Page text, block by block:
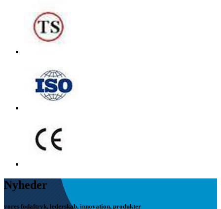
Nyheder
vores fodaftryk, lederskab, innovation, produkter